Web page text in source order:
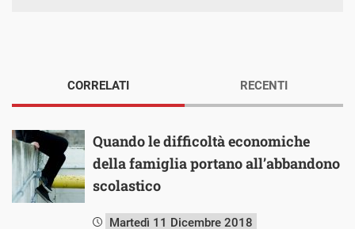
CORRELATI
Quando le difficoltà economiche
della famiglia portano all’abbandono
scolastico
Martedì 11 Dicembre 2018
RECENTI